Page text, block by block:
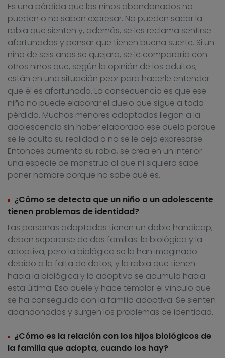
Es una pérdida que los niños abandonados no
pueden o no saben expresar. No pueden sacar la
rabia que sienten y, además, se les reclama sentirse
afortunados y pensar que tienen buena suerte. Si un
niño de seis años se quejara, se le compararía con
otros niños que, según la opinión de los adultos,
están en una situación peor para hacerle entender
que él es afortunado. La consecuencia es que ese
niño no puede elaborar el duelo que sigue a toda
pérdida. Muchos menores adoptados llegan a la
adolescencia sin haber elaborado ese duelo porque
se le oculta su realidad o no se le deja expresarse.
Entonces aumenta su rabia, se crea en un interior
una especie de monstruo al que ni siquiera sabe
poner nombre porque no sabe qué es.
¿Cómo se detecta que un niño o un adolescente
tienen problemas de identidad?
Las personas adoptadas tienen un doble handicap,
deben separarse de dos familias: la biológica y la
adoptiva, pero la biológica se la han imaginado
debido a la falta de datos, y la rabia que tienen
hacia la biológica y la adoptiva se acumula hacia
esta última. Eso duele y hace temblar el vínculo que
se ha conseguido con la familia adoptiva. Se sienten
abandonados y surgen los problemas de identidad.
¿Cómo es la relación con los hijos biológicos de
la familia que adopta, cuando los hay?